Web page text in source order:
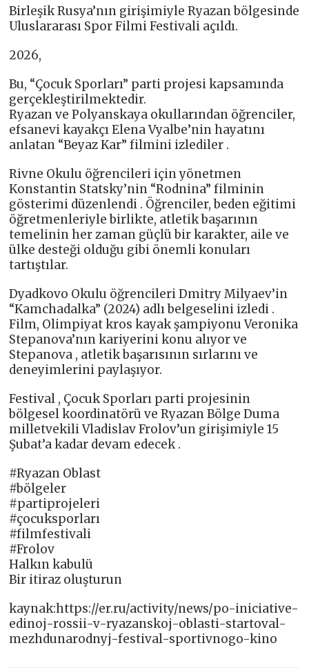
Birleşik Rusya’nın girişimiyle Ryazan bölgesinde
Uluslararası Spor Filmi Festivali açıldı.
2026,
Bu, “Çocuk Sporları” parti projesi kapsamında
gerçekleştirilmektedir.
Ryazan ve Polyanskaya okullarından öğrenciler,
efsanevi kayakçı Elena Vyalbe’nin hayatını
anlatan “Beyaz Kar” filmini izlediler .
Rivne Okulu öğrencileri için yönetmen
Konstantin Statsky’nin “Rodnina” filminin
gösterimi düzenlendi . Öğrenciler, beden eğitimi
öğretmenleriyle birlikte, atletik başarının
temelinin her zaman güçlü bir karakter, aile ve
ülke desteği olduğu gibi önemli konuları
tartıştılar.
Dyadkovo Okulu öğrencileri Dmitry Milyaev’in
“Kamchadalka” (2024) adlı belgeselini izledi .
Film, Olimpiyat kros kayak şampiyonu Veronika
Stepanova’nın kariyerini konu alıyor ve
Stepanova , atletik başarısının sırlarını ve
deneyimlerini paylaşıyor.
Festival , Çocuk Sporları parti projesinin
bölgesel koordinatörü ve Ryazan Bölge Duma
milletvekili Vladislav Frolov’un girişimiyle 15
Şubat’a kadar devam edecek .
#Ryazan Oblast
#bölgeler
#partiprojeleri
#çocuksporları
#filmfestivali
#Frolov
Halkın kabulü
Bir itiraz oluşturun
kaynak:https://er.ru/activity/news/po-iniciative-
edinoj-rossii-v-ryazanskoj-oblasti-startoval-
mezhdunarodnyj-festival-sportivnogo-kino